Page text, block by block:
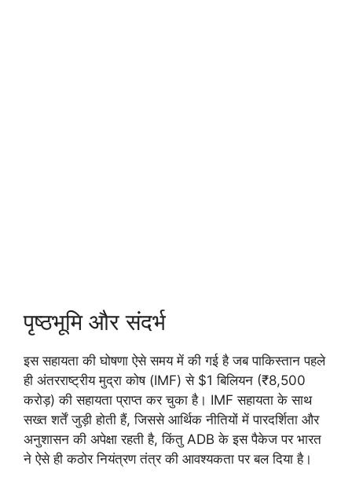
पृष्ठभूमि और संदर्भ
इस सहायता की घोषणा ऐसे समय में की गई है जब पाकिस्तान पहले
ही अंतरराष्ट्रीय मुद्रा कोष (IMF) से $1 बिलियन (₹8,500
करोड़) की सहायता प्राप्त कर चुका है। IMF सहायता के साथ
सख्त शर्तें जुड़ी होती हैं, जिससे आर्थिक नीतियों में पारदर्शिता और
अनुशासन की अपेक्षा रहती है, किंतु ADB के इस पैकेज पर भारत
ने ऐसे ही कठोर नियंत्रण तंत्र की आवश्यकता पर बल दिया है।